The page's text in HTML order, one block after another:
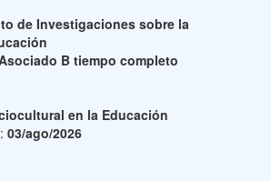
de Investigaciones sobre la
B tiempo completo
en la Educación
03/ago/2026